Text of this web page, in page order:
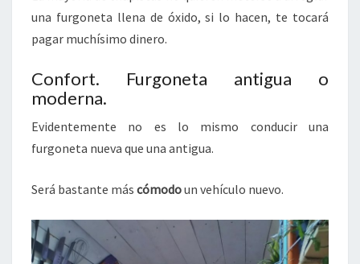
una furgoneta llena de óxido, si lo hacen, te tocará
pagar muchísimo dinero.
Confort. Furgoneta antigua o
moderna.
Evidentemente no es lo mismo conducir una
furgoneta nueva que una antigua.
Será bastante más cómodoun vehículo nuevo.